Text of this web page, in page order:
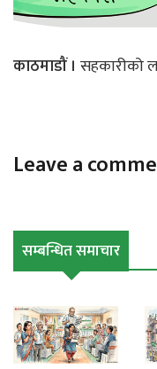
काठमाडौं । सहकारीको
Leave a
सम्बन्धित समाचार